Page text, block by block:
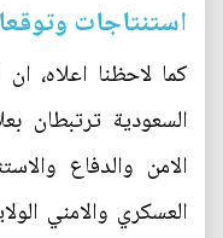
استنتاجات
كما لاحظنا اعلاه، ان
السعودية ترتبطان
الامن والدفاع
العسكري والامني